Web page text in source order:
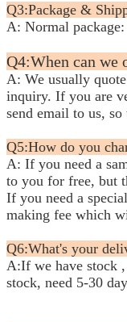
Q3:Package &
A: Normal
Q4:When can we
A: We usually
inquiry. If you are
send email to us,
Q5:How do you
A: If you need a
to you for free, but
If you need a
making fee which
Q6:What's your
A:If we have stock
stock, need 5-30